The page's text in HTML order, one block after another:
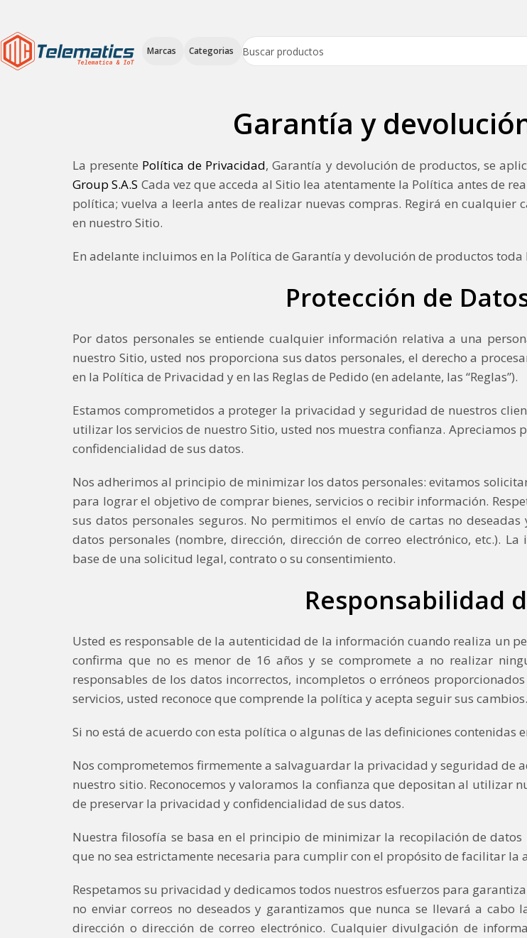
Marcas Categorias
Garantía y
La presente Política de Privacidad, Garantía y devolución de productos, se
Group S.A.S Cada vez que acceda al Sitio lea atentamente la Política antes de
política; vuelva a leerla antes de realizar nuevas compras. Regirá en
en nuestro Sitio.
En adelante incluimos en la Política de Garantía y devolución de productos
Protección de
Por datos personales se entiende cualquier información relativa a una
nuestro Sitio, usted nos proporciona sus datos personales, el derecho a
en la Política de Privacidad y en las Reglas de Pedido (en adelante, las “Reglas”).
Estamos comprometidos a proteger la privacidad y seguridad de nuestros
utilizar los servicios de nuestro Sitio, usted nos muestra confianza.
confidencialidad de sus datos.
Nos adherimos al principio de minimizar los datos personales: evitamos
para lograr el objetivo de comprar bienes, servicios o recibir información.
sus datos personales seguros. No permitimos el envío de cartas no
datos personales (nombre, dirección, dirección de correo electrónico, etc.).
base de una solicitud legal, contrato o su consentimiento.
Responsabilidad
Usted es responsable de la autenticidad de la información cuando realiza un
confirma que no es menor de 16 años y se compromete a no realizar
responsables de los datos incorrectos, incompletos o erróneos
servicios, usted reconoce que comprende la política y acepta seguir sus cambios.
Si no está de acuerdo con esta política o algunas de las definiciones contenidas
Nos comprometemos firmemente a salvaguardar la privacidad y seguridad de
nuestro sitio. Reconocemos y valoramos la confianza que depositan al utilizar
de preservar la privacidad y confidencialidad de sus datos.
Nuestra filosofía se basa en el principio de minimizar la recopilación de
que no sea estrictamente necesaria para cumplir con el propósito de facilitar
Respetamos su privacidad y dedicamos todos nuestros esfuerzos para
no enviar correos no deseados y garantizamos que nunca se llevará a
dirección o dirección de correo electrónico. Cualquier divulgación de